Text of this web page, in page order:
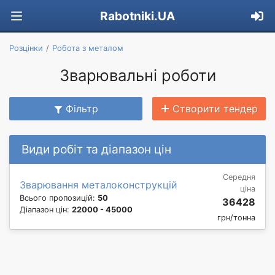
Rabotniki.UA
Розцінки Робота з металом
Зварювальні роботи
Фільтр Створити тендер
Види робіт та діапазон цін
Зварювання металоконструкцій
Всього пропозицій: 50
Діапазон цін: 22000 - 45000
Середня
ціна
36428
грн/тонна